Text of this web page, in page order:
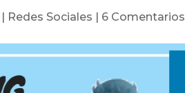
| Redes Sociales | 6 Comentarios